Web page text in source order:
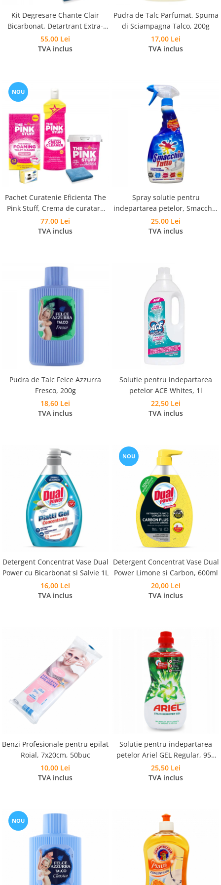
Kit Degresare Chante Clair
Bicarbonat, Detartrant Extra-
Rapid, Anticalcar si Laveta
Microfibra
55,00 Lei
TVA inclus
Pudra de Talc Parfumat, Spuma
di Sciampagna Talco, 200g
17,00 Lei
TVA inclus
NOU
Pachet Curatenie Eficienta The
Pink Stuff, Crema de curatare
500 ml, Pasta Curatare 850 g,
Pudra Spumanta 300g, Laveta si
77,00 Lei
TVA inclus
Spray solutie pentru
indepartarea petelor, Smacchio
Tutto, 500 ml
25,00 Lei
TVA inclus
Pudra de Talc Felce Azzurra
Fresco, 200g
18,60 Lei
TVA inclus
Solutie pentru indepartarea
petelor ACE Whites, 1l
22,50 Lei
TVA inclus
Detergent Concentrat Vase Dual
Power cu Bicarbonat si Salvie 1L
16,00 Lei
TVA inclus
NOU
Detergent Concentrat Vase Dual
Power Limone si Carbon, 600ml
20,00 Lei
TVA inclus
Benzi Profesionale pentru epilat
Roial, 7x20cm, 50buc
10,00 Lei
TVA inclus
Solutie pentru indepartarea
petelor Ariel GEL Regular, 950
ml
25,50 Lei
TVA inclus
NOU